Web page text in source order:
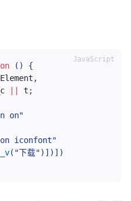
( )
{
,
_c t ;
on"
iconfont"
_v( "下载") ] ) ] )